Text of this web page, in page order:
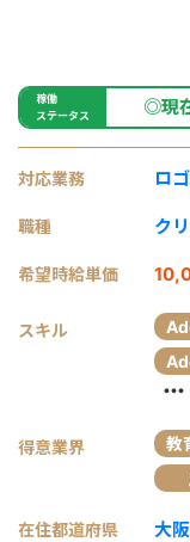
稼働
ステータス
◎現
対応業務 ロ
職種 ク
希望時給単価
スキル
・・・
得意業界 教
在住都道府県 大